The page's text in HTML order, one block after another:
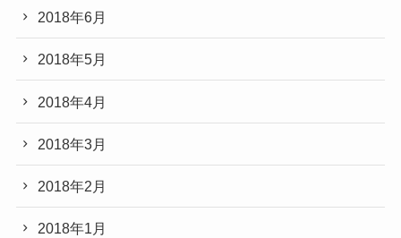
2018年6月
2018年5月
2018年4月
2018年3月
2018年2月
2018年1月